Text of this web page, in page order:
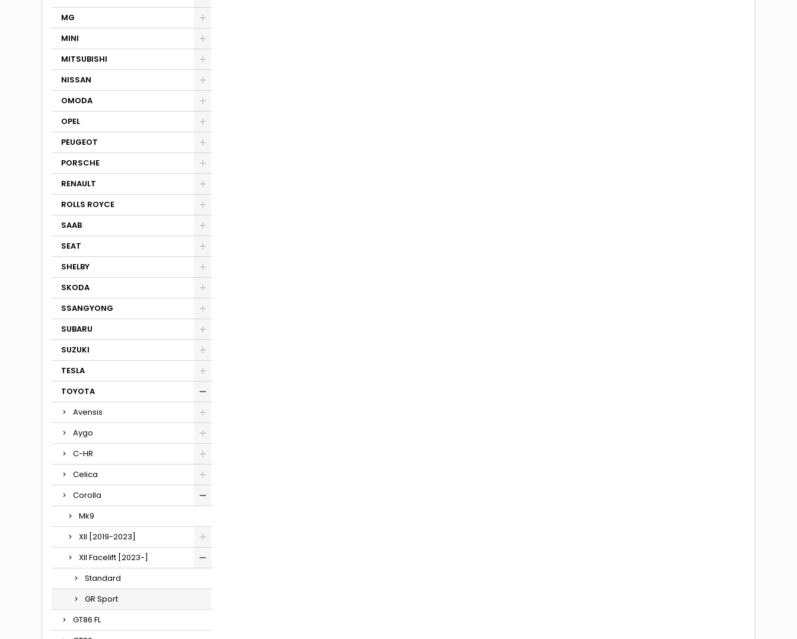
MG
MINI
MITSUBISHI
NISSAN
OMODA
OPEL
PEUGEOT
PORSCHE
RENAULT
ROLLS ROYCE
SAAB
SEAT
SHELBY
SKODA
SSANGYONG
SUBARU
SUZUKI
TESLA
TOYOTA
Avensis
Aygo
C-HR
Celica
Corolla
Mk9
XII [2019-2023]
XII Facelift [2023-]
Standard
GR Sport
GT86 FL